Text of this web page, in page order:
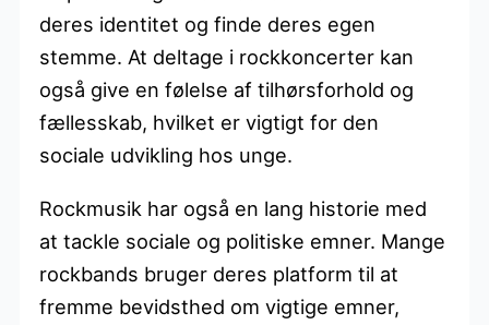
deres identitet og finde deres egen
stemme. At deltage i rockkoncerter kan
også give en følelse af tilhørsforhold og
fællesskab, hvilket er vigtigt for den
sociale udvikling hos unge.
Rockmusik har også en lang historie med
at tackle sociale og politiske emner. Mange
rockbands bruger deres platform til at
fremme bevidsthed om vigtige emner,